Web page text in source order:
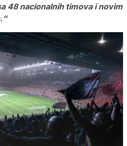
48 nacionalnih timova i novim